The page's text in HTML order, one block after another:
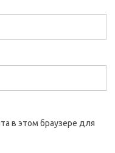
в этом браузере для